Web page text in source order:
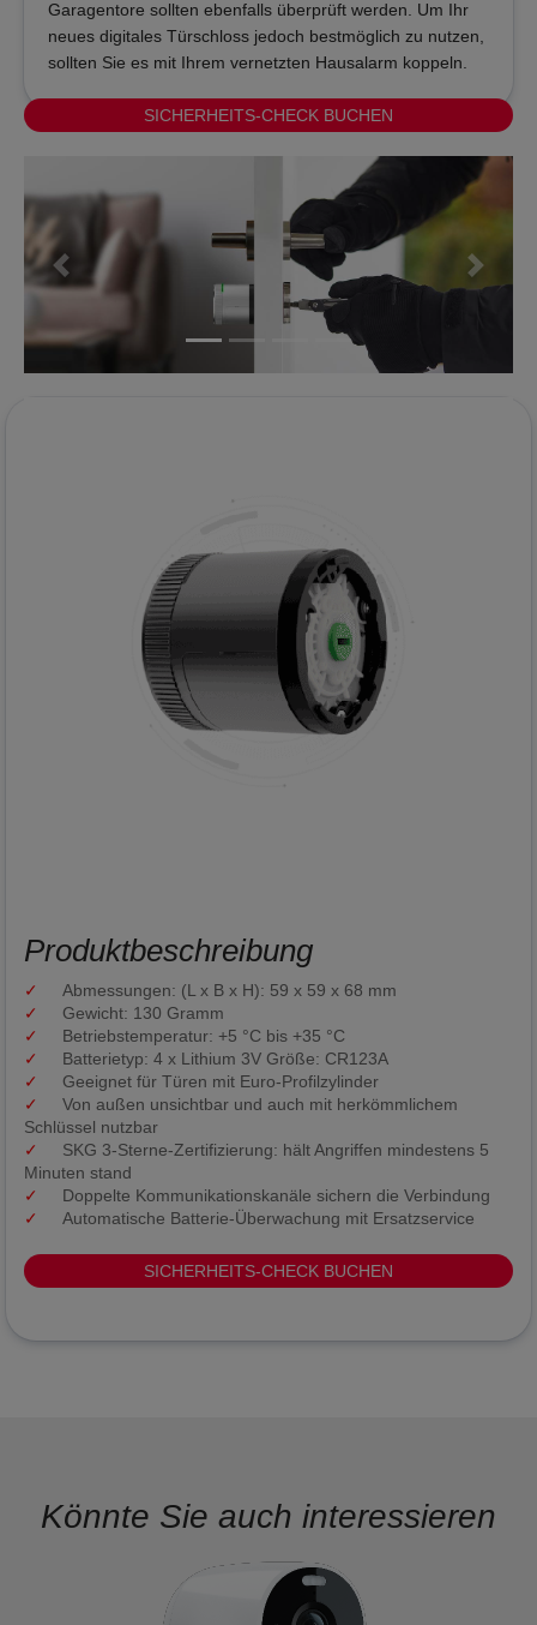
Garagentore sollten ebenfalls überprüft werden. Um Ihr
neues digitales Türschloss jedoch bestmöglich zu nutzen,
sollten Sie es mit Ihrem vernetzten Hausalarm koppeln.
SICHERHEITS-CHECK BUCHEN
Produktbeschreibung
Abmessungen: (L x B x H): 59 x 59 x 68 mm
Gewicht: 130 Gramm
Betriebstemperatur: +5 °C bis +35 °C
Batterietyp: 4 x Lithium 3V Größe: CR123A
Geeignet für Türen mit Euro-Profilzylinder
Von außen unsichtbar und auch mit herkömmlichem
Schlüssel nutzbar
SKG 3-Sterne-Zertifizierung: hält Angriffen mindestens 5
Minuten stand
Doppelte Kommunikationskanäle sichern die Verbindung
Automatische Batterie-Überwachung mit Ersatzservice
SICHERHEITS-CHECK BUCHEN
Könnte Sie auch interessieren